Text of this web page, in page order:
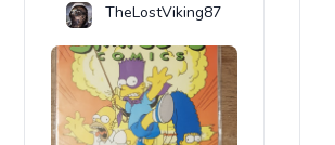
TheLostViking87